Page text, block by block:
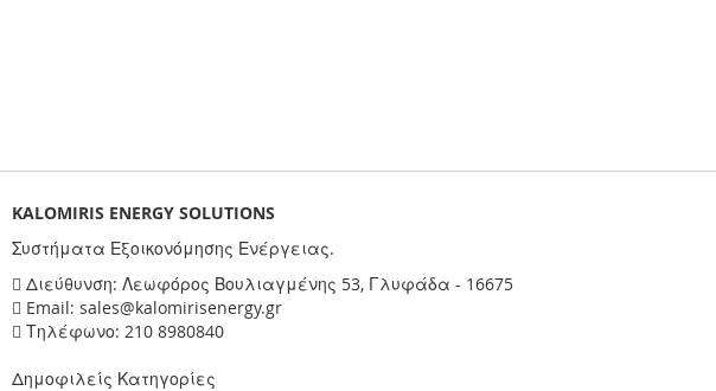
KALOMIRIS ENERGY SOLUTIONS
Συστήματα Εξοικονόμησης Ενέργειας.
Διεύθυνση: Λεωφόρος Βουλιαγμένης 53, Γλυφάδα - 16675
Email: sales@kalomirisenergy.gr
Τηλέφωνο: 210 8980840
Δημοφιλείς Κατηγορίες